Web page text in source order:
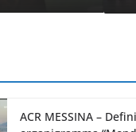
ACR MESSINA –